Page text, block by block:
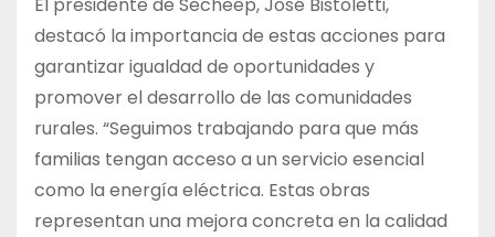
destacó la importancia de estas acciones para
garantizar igualdad de oportunidades y
promover el desarrollo de las comunidades
rurales. “Seguimos trabajando para que más
familias tengan acceso a un servicio esencial
como la energía eléctrica. Estas obras
representan una mejora concreta en la calidad